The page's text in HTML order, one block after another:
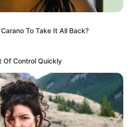
The 87¢ Generic Viagra Is
To Take It All Back?
Of Control Quickly